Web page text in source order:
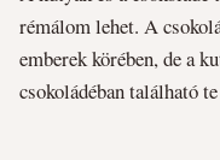
rémálom lehet. A
emberek körében, de a
csokoládéban található te